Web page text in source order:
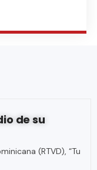
de su
(RTVD), “Tu